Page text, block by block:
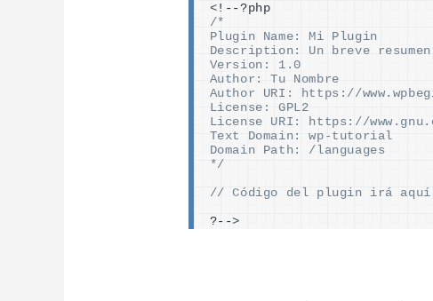
< !--?php
/*
Plugin Name: Mi Plugin
Description: Un breve
Version: 1.0
Author: Tu Nombre
Author URI: https://
License: GPL2
License URI: https://
Text Domain: wp-tutorial
Domain Path: /languages
*/
// Código del plugin irá aquí
?-->